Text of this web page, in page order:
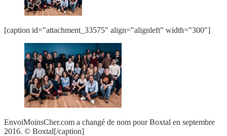
[caption id="attachment_33575" align="alignleft" width="300"]
EnvoiMoinsCher.com a changé de nom pour Boxtal en septembre
2016. © Boxtal[/caption]